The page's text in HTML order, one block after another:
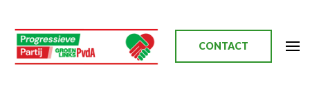
naar
inhoud
(Druk
CONTACT